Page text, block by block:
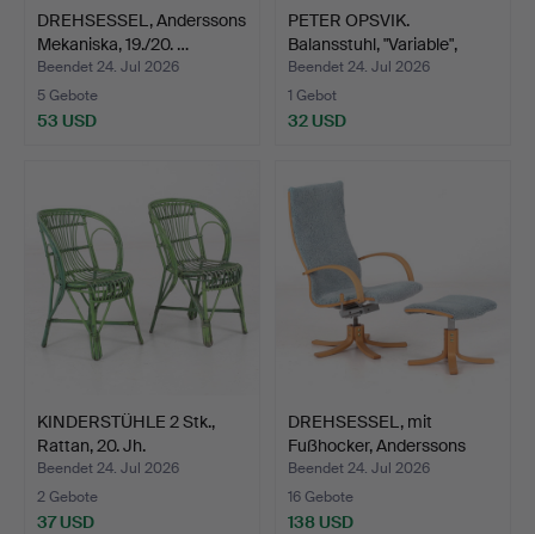
DREHSESSEL, Anderssons
Mekaniska, 19./20. …
Beendet 24. Jul 2026
5 Gebote
53 USD
PETER OPSVIK.
Balansstuhl, "Variable",
Sto…
Beendet 24. Jul 2026
1 Gebot
32 USD
KINDERSTÜHLE 2 Stk.,
Rattan, 20. Jh.
Beendet 24. Jul 2026
2 Gebote
37 USD
DREHSESSEL, mit
Fußhocker, Anderssons
Meka…
Beendet 24. Jul 2026
16 Gebote
138 USD